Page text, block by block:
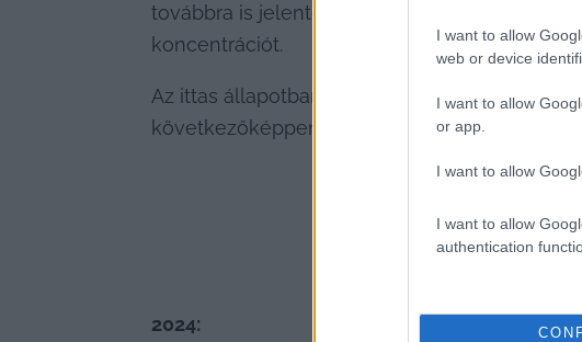
I want to allow
web or device
I want to allow
or app.
I want to allow
I want to allow
authentication
továbbra is jelentős problémának számít
koncentrációt.
Az ittas állapotban előidézett személyi
következőképpen alakult Magyarországon (
2024: